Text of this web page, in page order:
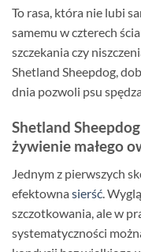
To rasa, która nie lubi
samemu w czterech
szczekania czy
Shetland Sheepdog,
dnia pozwoli psu
Shetland
żywienie małego
Jednym z pierwszych
efektowna sierść.
szczotkowania, ale w
systematyczności